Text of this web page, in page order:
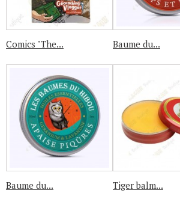
Comics "The... Baume du...
Baume du... Tiger balm...